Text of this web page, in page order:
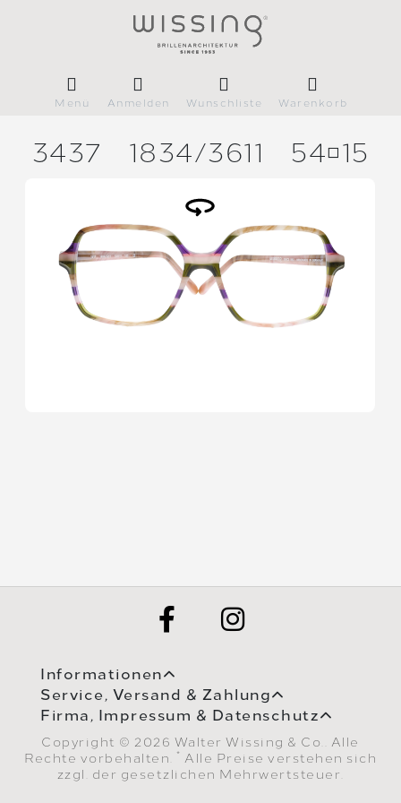
Menü Anmelden Wunschliste Warenkorb
3437 1834/3611 5415
Informationen
Service, Versand & Zahlung
Firma, Impressum & Datenschutz
Copyright © 2026 Walter Wissing & Co.. Alle
Rechte vorbehalten.
* Alle Preise verstehen sich
zzgl. der gesetzlichen Mehrwertsteuer.